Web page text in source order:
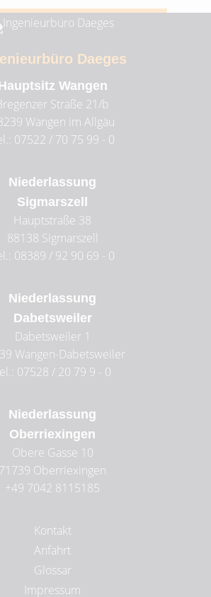
Kontakt
Anfahrt
Glossar
Impressum
Daeges
Wangen
Straße 21/b
Wangen im Allgäu
07522 / 70 75 99 - 0
Niederlassung
Sigmarszell
Hauptstraße 38
88138 Sigmarszell
08389 / 92 90 69 - 0
Niederlassung
Dabetsweiler
Dabetsweiler 1
Wangen-Dabetsweiler
07528 / 20 79 9 - 0
Niederlassung
Oberriexingen
Obere Gasse 10
71739 Oberriexingen
+49 7042 8115185